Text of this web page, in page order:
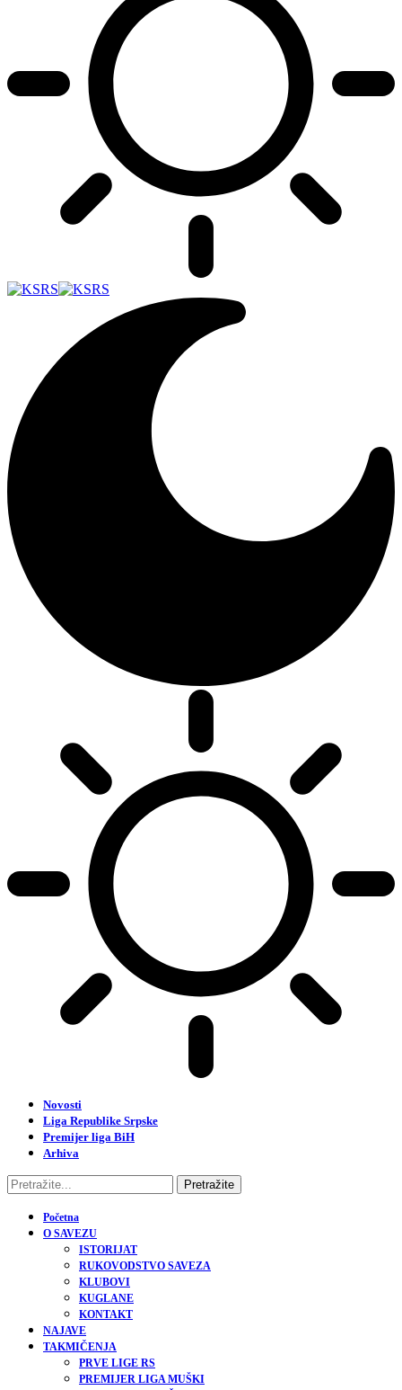
Novosti
Liga Republike Srpske
Premijer liga BiH
Arhiva
Početna
O SAVEZU
ISTORIJAT
RUKOVODSTVO SAVEZA
KLUBOVI
KUGLANE
KONTAKT
NAJAVE
TAKMIČENJA
PRVE LIGE RS
PREMIJER LIGA MUŠKI